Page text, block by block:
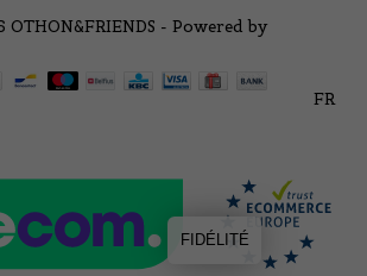
- Powered by
FR
FIDÉLITÉ